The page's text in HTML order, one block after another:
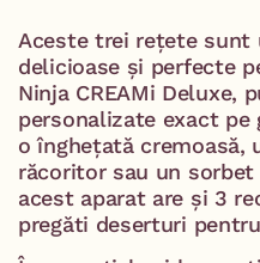
Aceste trei rețete sunt
delicioase și perfecte
Ninja CREAMi Deluxe,
personalizate exact
o înghețată cremoasă,
răcoritor sau un
acest aparat are și 3
pregăti deserturi